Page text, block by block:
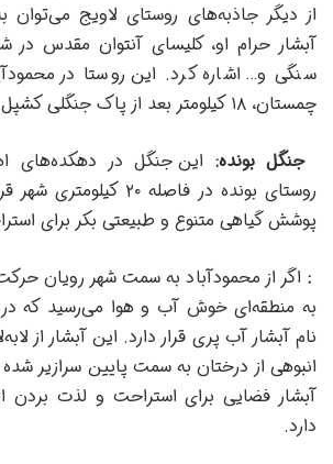
از دیگر جاذبه‌های روستای لاویج می‌توان
آبشار حرام او، کلیسای آنتوان مقدس در
سنگی و… اشاره کرد. این روستا در
چمستان، ۱۸ کیلومتر بعد از پاک جنگلی کشپل واقع شده است.
جنگل بونده: این جنگل در دهکده‌های
روستای بونده در فاصله ۲۰
پوشش گیاهی متنوع و طبیعتی بکر برای
: اگر از محمودآباد به سمت شهر رویان
به منطقه‌ای خوش آب و هوا می‌رسید که در
نام آبشار آب پری قرار دارد. این آبشار از
انبوهی از درختان به سمت پایین سرازیر
آبشار فضایی برای استراحت و لذت بردن
دارد.